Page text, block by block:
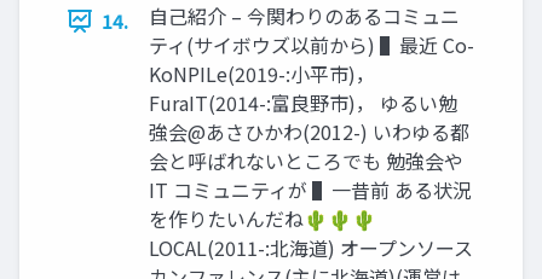
14.
⾃⼰紹介 – 今関わりのあるコミュニ
ティ(サイボウズ以前から) ▌最近 Co-
KoNPILe(2019-:⼩平市)，
FuraIT(2014-:富良野市)， ゆるい勉
強会@あさひかわ(2012-) いわゆる都
会と呼ばれないところでも 勉強会や
IT コミュニティが ▌⼀昔前 ある状況
を作りたいんだね🌵🌵🌵
LOCAL(2011-:北海道) オープンソース